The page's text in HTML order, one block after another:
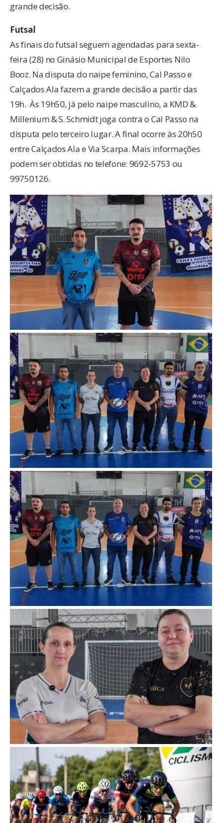
grande decisão.
Futsal
As finais do futsal seguem agendadas para sexta-
feira (28) no Ginásio Municipal de Esportes Nilo
Booz. Na disputa do naipe feminino, Cal Passo e
Calçados Ala fazem a grande decisão a partir das
19h. Às 19h50, já pelo naipe masculino, a KMD &
Millenium & S. Schmidt joga contra o Cal Passo na
disputa pelo terceiro lugar. A final ocorre às 20h50
entre Calçados Ala e Via Scarpa. Mais informações
podem ser obtidas no telefone: 9692-5753 ou
99750126.